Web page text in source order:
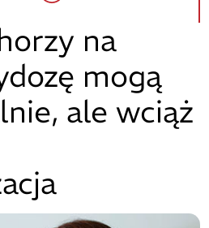
na
mogą
ale wciąż